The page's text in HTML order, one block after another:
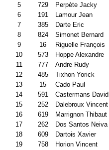
5
729
Perpète Jacky
6
191
Lamour Jean
7
385
Darte Eric
8
824
Simonet Bernard
9
16
Riguelle François
10
573
Hoppe Alexandre
11
777
Andre Rudy
12
485
Tixhon Yorick
13
15
Cado Paul
14
591
Castermans David
15
252
Dalebroux Vincent
16
619
Marrignon Thibaut
17
262
Dos Santos Neiva
18
609
Dartois Xavier
19
758
Horion Vincent